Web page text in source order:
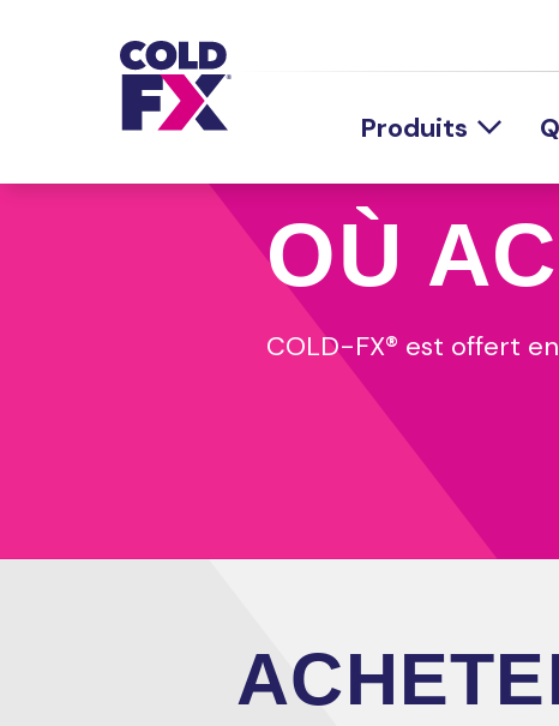
Produits
COLD-FX® Régulier
COLD-FX® Extra
COLD-FX® À croquer
OÙ
COLD-FX® est offert